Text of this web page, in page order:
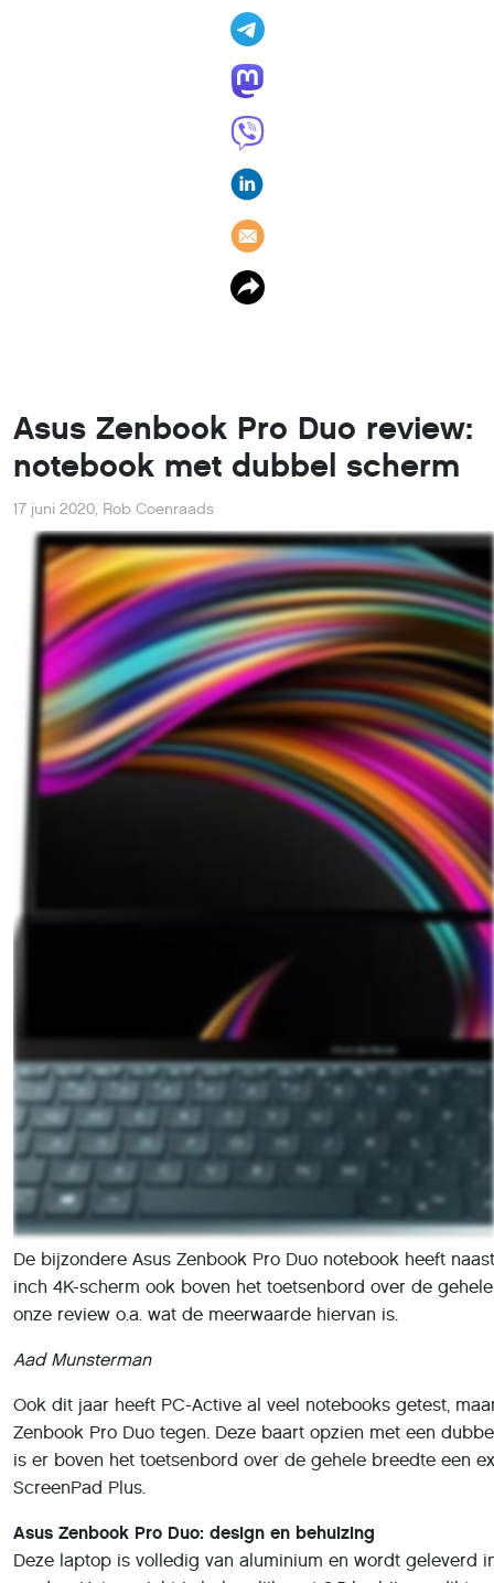
Asus Zenbook Pro Duo review:
notebook met dubbel scherm
17 juni 2020, Rob Coenraads
De bijzondere Asus Zenbook Pro Duo notebook heeft
inch 4K-scherm ook boven het toetsenbord over de
onze review o.a. wat de meerwaarde hiervan is.
Aad Munsterman
Ook dit jaar heeft PC-Active al veel notebooks getest,
Zenbook Pro Duo tegen. Deze baart opzien met een
is er boven het toetsenbord over de gehele breedte een
ScreenPad Plus.
Asus Zenbook Pro Duo: design en behuizing
Deze laptop is volledig van aluminium en wordt geleverd